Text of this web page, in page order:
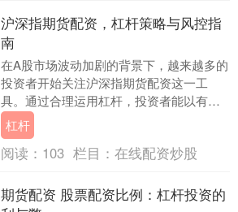
沪深指期货配资，杠杆策略与风控指
南
在A股市场波动加剧的背景下，越来越多的
投资者开始关注沪深指期货配资这一工
具。通过合理运用杠杆，投资者能以有限
的本金撬动更大规模的交易，但高收益背
后也伴随着高风险....
杠杆
阅读： 103 栏目： 在线配资炒股
期货配资 股票配资比例：杠杆投资的